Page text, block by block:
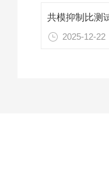
2025-12-22